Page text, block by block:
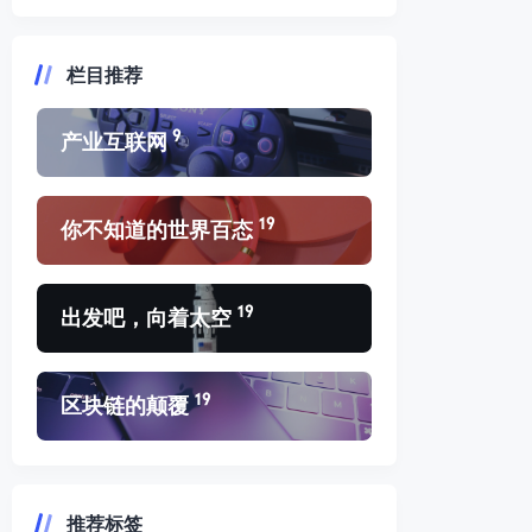
栏目推荐
产业互联网 9
你不知道的世界百态 19
出发吧，向着太空 19
区块链的颠覆 19
推荐标签